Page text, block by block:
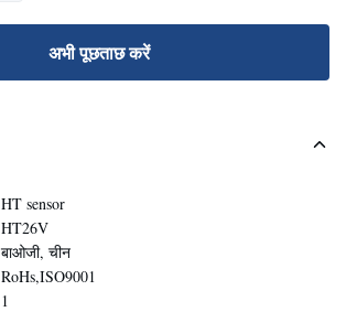
अभी पूछताछ करें
HT sensor
HT26V
बाओजी, चीन
RoHs,ISO9001
1